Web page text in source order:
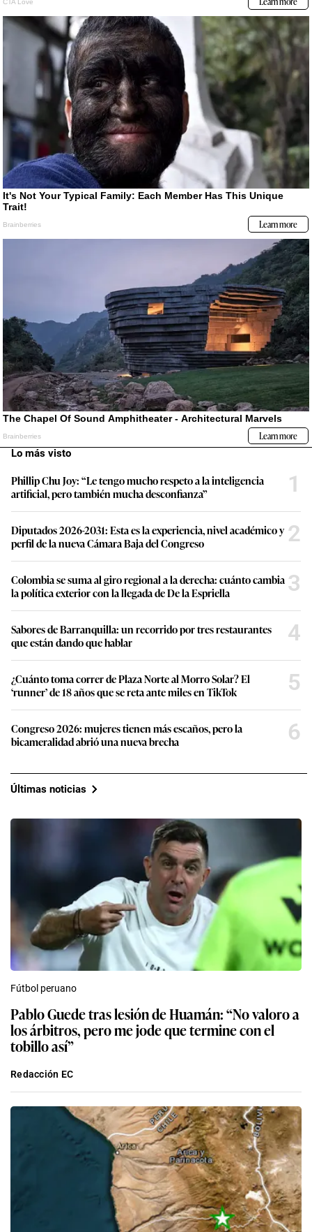
Lo más visto
Phillip Chu Joy: “Le tengo mucho respeto a la inteligencia
artificial, pero también mucha desconfianza”
1
Diputados 2026-2031: Esta es la experiencia, nivel académico y
perfil de la nueva Cámara Baja del Congreso
2
Colombia se suma al giro regional a la derecha: cuánto cambia
la política exterior con la llegada de De la Espriella
3
Sabores de Barranquilla: un recorrido por tres restaurantes
que están dando que hablar
4
¿Cuánto toma correr de Plaza Norte al Morro Solar? El
‘runner’ de 18 años que se reta ante miles en TikTok
5
Congreso 2026: mujeres tienen más escaños, pero la
bicameralidad abrió una nueva brecha
6
Últimas noticias
Fútbol peruano
Pablo Guede tras lesión de Huamán: “No valoro a
los árbitros, pero me jode que termine con el
tobillo así”
Redacción EC